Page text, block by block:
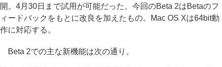
開。4月30日まで試用が可能だった。今回のBeta 2はBetaのフ
ィードバックをもとに改良を加えたもの。Mac OS Xは64bit動
作に対応する。
Beta 2での主な新機能は次の通り。